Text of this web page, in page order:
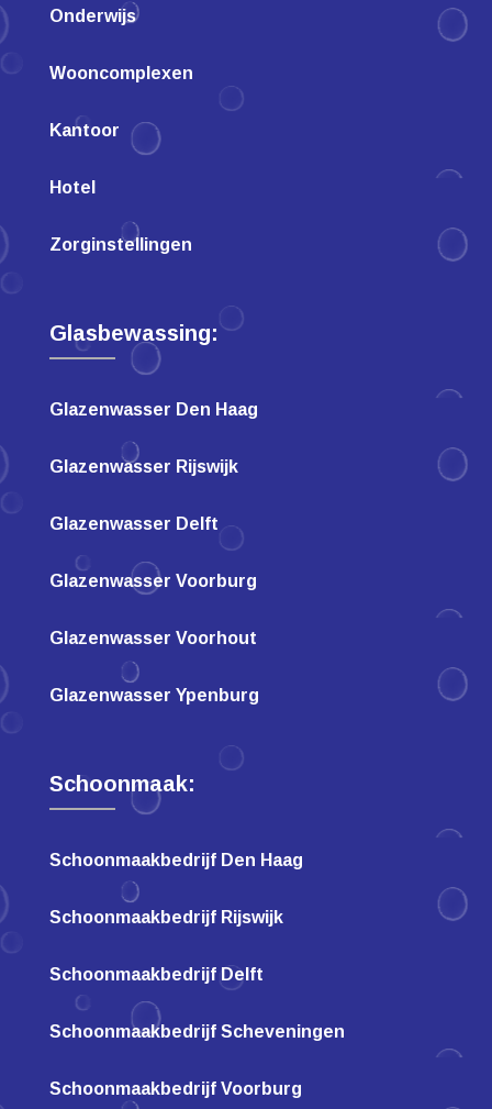
Onderwijs
Wooncomplexen
Kantoor
Hotel
Zorginstellingen
Glasbewassing:
Glazenwasser Den Haag
Glazenwasser Rijswijk
Glazenwasser Delft
Glazenwasser Voorburg
Glazenwasser Voorhout
Glazenwasser Ypenburg
Schoonmaak:
Schoonmaakbedrijf Den Haag
Schoonmaakbedrijf Rijswijk
Schoonmaakbedrijf Delft
Schoonmaakbedrijf Scheveningen
Schoonmaakbedrijf Voorburg